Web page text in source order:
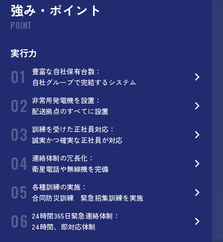
強み・ポイント
POINT
実行力
01
豊富な自社保有台数：
自社グループで完結するシステム
02 非常用発電機を設置：
配送拠点のすべてに設置
03 訓練を受けた正社員対応：
誠実かつ確実な正社員が対応
04 連絡体制の冗長化：
衛星電話や無線機を完備
05 各種訓練の実施：
合同防災訓練 緊急招集訓練を実施
06 24時間365日緊急連絡体制：
24時間、即対応体制